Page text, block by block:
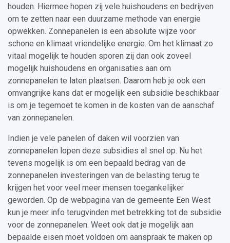
houden. Hiermee hopen zij vele huishoudens en bedrijven
om te zetten naar een duurzame methode van energie
opwekken. Zonnepanelen is een absolute wijze voor
schone en klimaat vriendelijke energie. Om het klimaat zo
vitaal mogelijk te houden sporen zij dan ook zoveel
mogelijk huishoudens en organisaties aan om
zonnepanelen te laten plaatsen. Daarom heb je ook een
omvangrijke kans dat er mogelijk een subsidie beschikbaar
is om je tegemoet te komen in de kosten van de aanschaf
van zonnepanelen.
Indien je vele panelen of daken wil voorzien van
zonnepanelen lopen deze subsidies al snel op. Nu het
tevens mogelijk is om een bepaald bedrag van de
zonnepanelen investeringen van de belasting terug te
krijgen het voor veel meer mensen toegankelijker
geworden. Op de webpagina van de gemeente Een West
kun je meer info terugvinden met betrekking tot de subsidie
voor de zonnepanelen. Weet ook dat je mogelijk aan
bepaalde eisen moet voldoen om aanspraak te maken op